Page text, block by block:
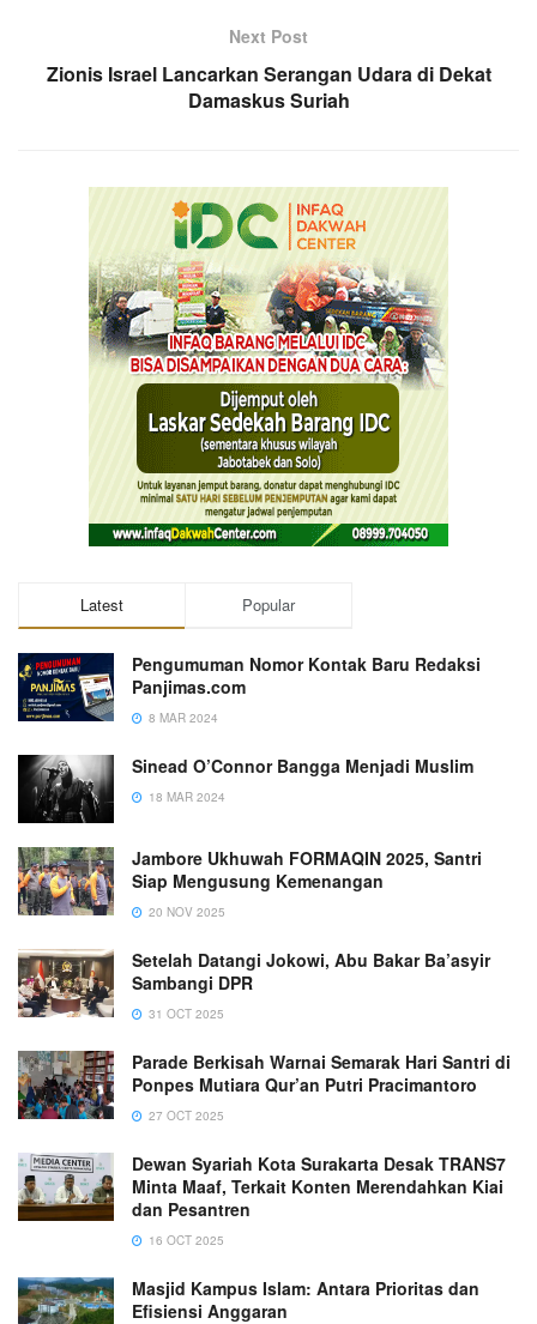
Next Post
Zionis Israel Lancarkan Serangan Udara di Dekat
Damaskus Suriah
Latest Popular
Pengumuman Nomor Kontak Baru Redaksi
Panjimas.com
8 MAR 2024
Sinead O’Connor Bangga Menjadi Muslim
18 MAR 2024
Jambore Ukhuwah FORMAQIN 2025, Santri
Siap Mengusung Kemenangan
20 NOV 2025
Setelah Datangi Jokowi, Abu Bakar Ba’asyir
Sambangi DPR
31 OCT 2025
Parade Berkisah Warnai Semarak Hari Santri di
Ponpes Mutiara Qur’an Putri Pracimantoro
27 OCT 2025
Dewan Syariah Kota Surakarta Desak TRANS7
Minta Maaf, Terkait Konten Merendahkan Kiai
dan Pesantren
16 OCT 2025
Masjid Kampus Islam: Antara Prioritas dan
Efisiensi Anggaran